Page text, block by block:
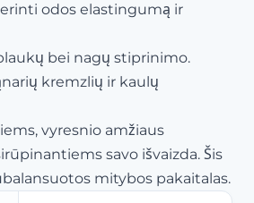
odos elastingumą ir
bei nagų stiprinimo.
kremzlių ir kaulų
vyresnio amžiaus
savo išvaizda. Šis
mitybos pakaitalas.